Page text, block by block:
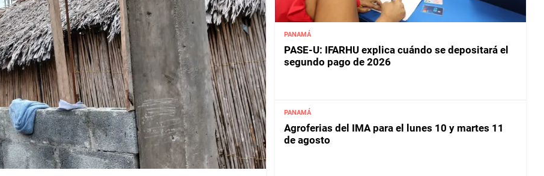
PANAMÁ
PASE-U: IFARHU explica cuándo se depositará el
segundo pago de 2026
PANAMÁ
Agroferias del IMA para el lunes 10 y martes 11
de agosto